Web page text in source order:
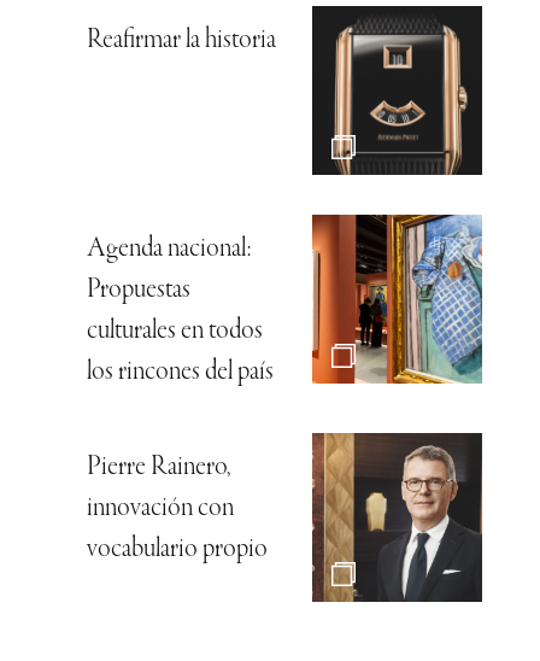
Reafirmar la historia
Agenda nacional:
Propuestas
culturales en todos
los rincones del país
Pierre Rainero,
innovación con
vocabulario propio